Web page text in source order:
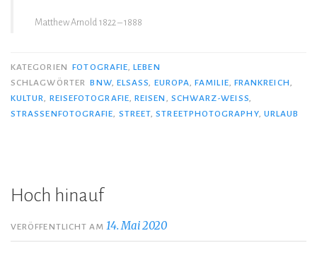
Matthew Arnold 1822 – 1888
KATEGORIEN FOTOGRAFIE,LEBEN
SCHLAGWÖRTER BNW, ELSASS , EUROPA,FAMILIE, FRANKREICH,
KULTUR, REISEFOTOGRAFIE,REISEN , SCHWARZ-WEISS
,
STRASSENFOTOGRAFIE , STREET,STREETPHOTOGRAPHY, URLAUB
Hoch hinauf
VERÖFFENTLICHT AM14. Mai 2020